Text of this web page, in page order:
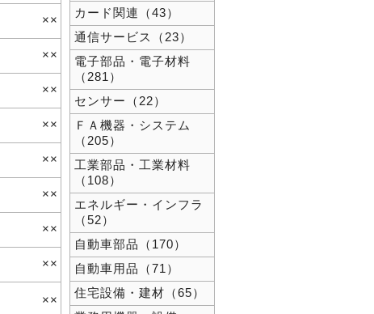
××
××
××
××
××
××
××
××
××
カード関連（43）
通信サービス（23）
電子部品・電子材料
（281）
センサー（22）
ＦＡ機器・システム
（205）
工業部品・工業材料
（108）
エネルギー・インフラ
（52）
自動車部品（170）
自動車用品（71）
住宅設備・建材（65）